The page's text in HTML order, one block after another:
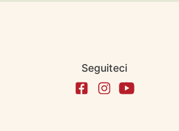
Seguiteci